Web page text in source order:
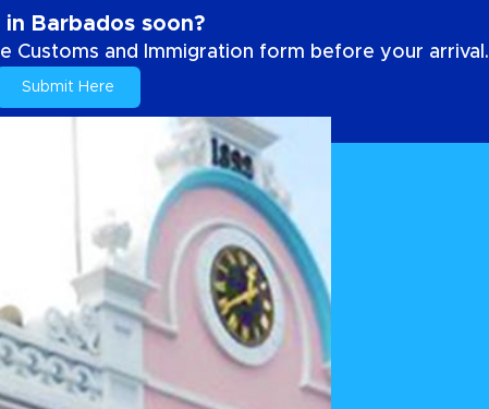
Barbados soon?
Customs and Immigration form before your arrival.
Submit Here